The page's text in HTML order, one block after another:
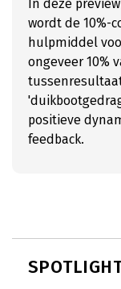
In deze
wordt de 10%-
hulpmiddel
ongeveer 10%
positieve
feedback.